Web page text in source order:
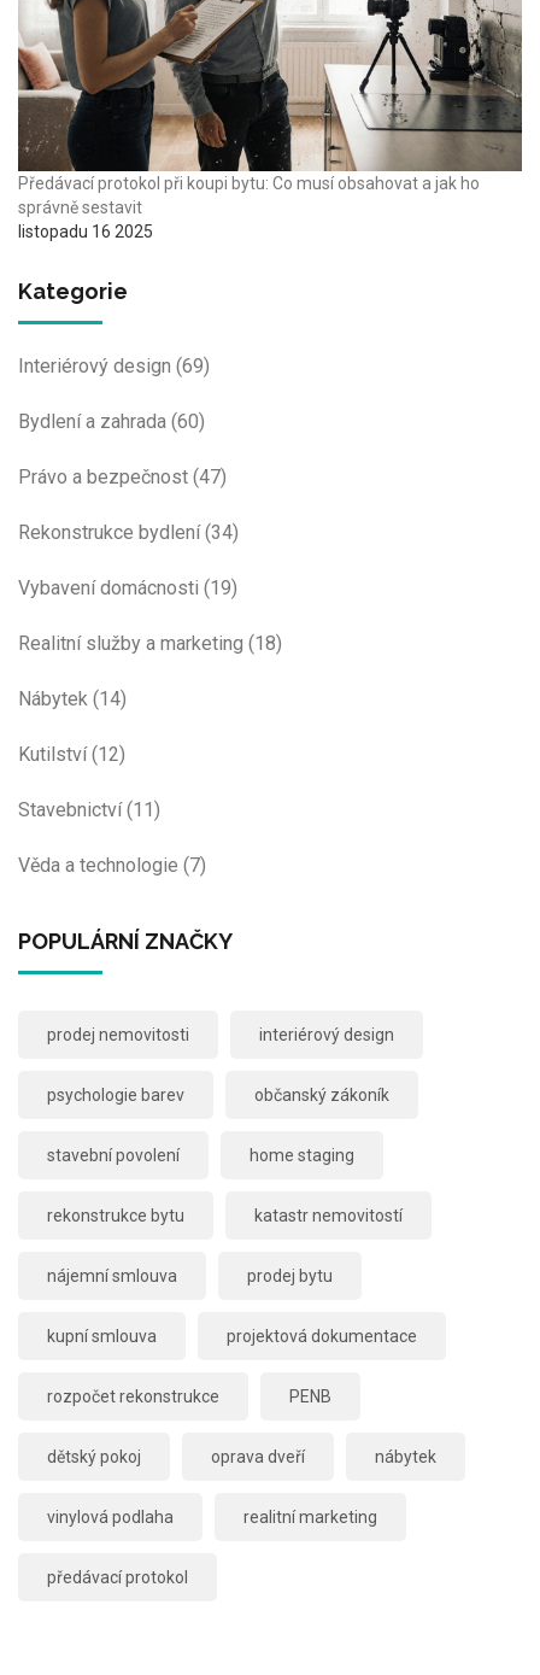
Předávací protokol při koupi bytu: Co musí obsahovat a jak ho
správně sestavit
listopadu 16 2025
Kategorie
Interiérový design (69)
Bydlení a zahrada (60)
Právo a bezpečnost (47)
Rekonstrukce bydlení(34)
Vybavení domácnosti (19)
Realitní služby a marketing (18)
Nábytek (14)
Kutilství(12)
Stavebnictví(11)
Věda a technologie (7)
POPULÁRNÍ ZNAČKY
prodej nemovitosti interiérový design
psychologie barev občanský zákoník
stavební povolení home staging
rekonstrukce bytu katastr nemovitostí
nájemní smlouva prodej bytu
kupní smlouva projektová dokumentace
rozpočet rekonstrukce PENB
dětský pokoj oprava dveří nábytek
vinylová podlaha realitní marketing
předávací protokol